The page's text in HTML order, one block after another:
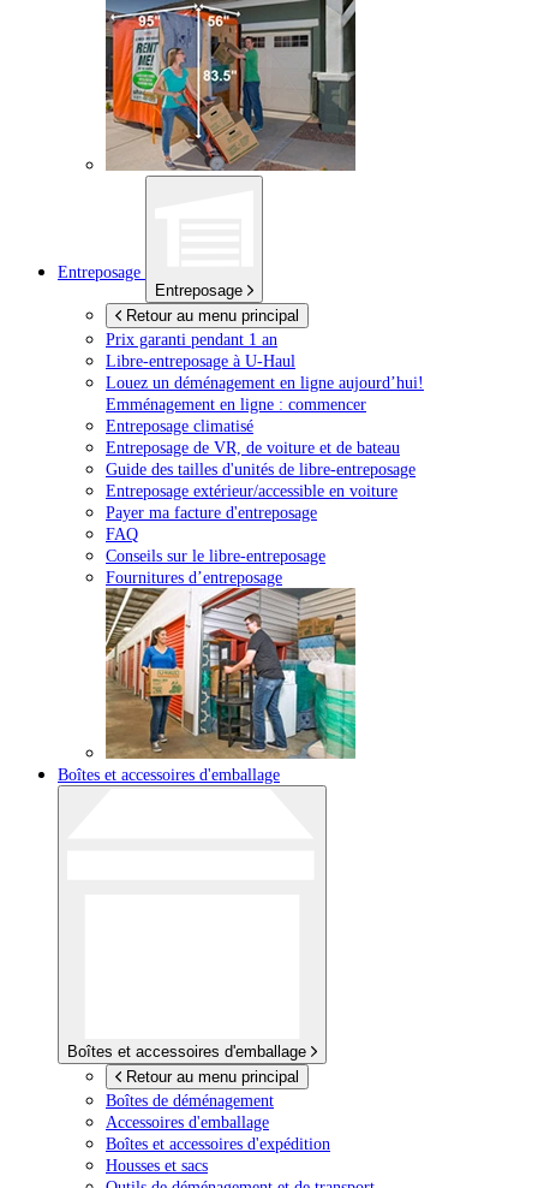
Entreposage
Entreposage
Retour au menu principal
Prix garanti pendant 1 an
Libre-entreposage à U-Haul
Louez un déménagement en ligne aujourd’hui!
Emménagement en ligne : commencer
Entreposage climatisé
Entreposage de VR, de voiture et de bateau
Guide des tailles d'unités de libre-entreposage
Entreposage extérieur/accessible en voiture
Payer ma facture d'entreposage
FAQ
Conseils sur le libre-entreposage
Fournitures d’entreposage
Boîtes et accessoires d'emballage
Boîtes et accessoires d'emballage
Retour au menu principal
Boîtes de déménagement
Accessoires d'emballage
Boîtes et accessoires d'expédition
Housses et sacs